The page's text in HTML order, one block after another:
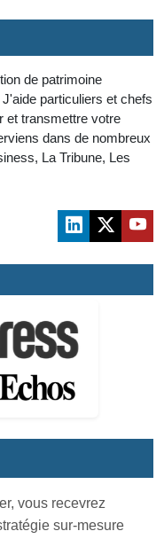
de patrimoine
particuliers et chefs
et transmettre votre
dans de nombreux
La Tribune, Les
vous recevrez
sur-mesure